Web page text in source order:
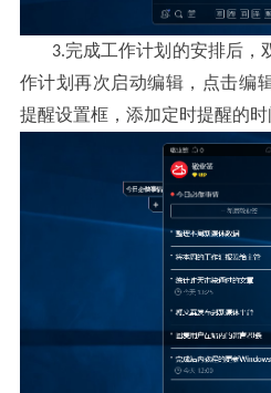
3.完成工作计划的安排后 ，
作计划再次启动编辑 ，
点击编
提醒设置框 ， 添加定时提醒的